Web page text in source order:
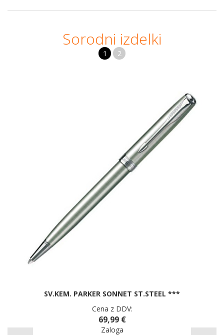
Sorodni izdelki
1 2
SV.KEM. PARKER SONNET ST.STEEL ***
Cena z DDV:
69,99 €
Zaloga